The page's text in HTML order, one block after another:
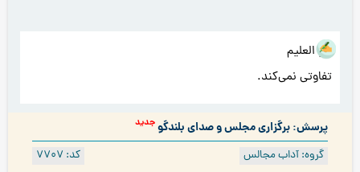
هو العلیم
تفاوتی نمی‌کند.
پرسش: برگزاری مجلس و صدای بلندگوجدید
کد: 7707 گروه: آداب مجالس